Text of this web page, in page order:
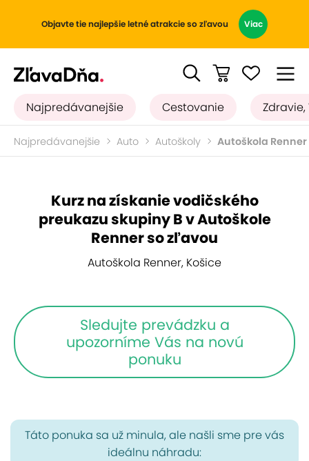
Objavte tie najlepšie letné atrakcie so zľavou Viac
Najpredávanejšie Cestovanie Zdravie,
Najpredávanejšie Auto Autoškoly Autoškola Renner
Kurz na získanie vodičského
preukazu skupiny B v Autoškole
Renner so zľavou
Autoškola Renner, Košice
Sledujte prevádzku a
upozorníme Vás na novú
ponuku
Táto ponuka sa už minula, ale našli sme pre vás
ideálnu náhradu: